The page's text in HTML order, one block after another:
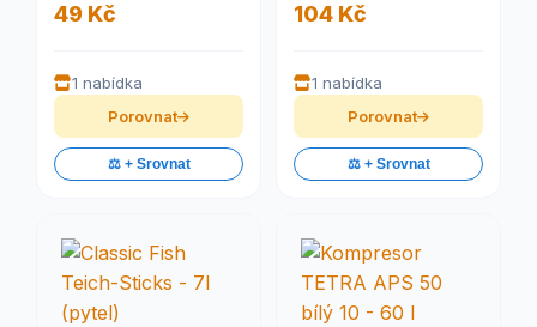
49 Kč
1 nabídka
Porovnat
⚖️ + Srovnat
104 Kč
1 nabídka
Porovnat
⚖️ + Srovnat